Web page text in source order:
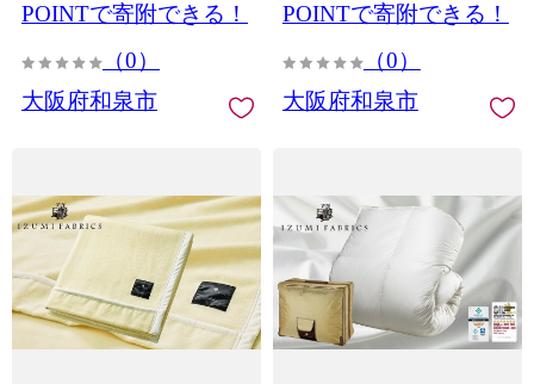
POINTで寄附できる！
（0）
大阪府和泉市
POINTで寄附できる！
（0）
大阪府和泉市